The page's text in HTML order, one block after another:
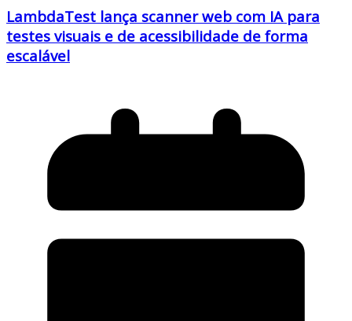
LambdaTest lança scanner web com IA para
testes visuais e de acessibilidade de forma
escalável